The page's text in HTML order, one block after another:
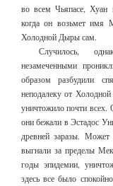
во всем Чьяпасе, Хуан
когда он возьмет имя
Холодной Дыры сам.
Случилось,
незамеченными
образом разбудили
неподалеку от
уничтожило почти всех.
они бежали в Эстадос
древней заразы.
выгнали за пределы
годы эпидемии,
здесь все было